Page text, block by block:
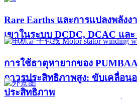
Rare Earths และการแปลงพลัง
เขาในระบบ DCDC, DCAC และ
การใช้ธาตุหายากของ
ถาวรประสิทธิภาพสูง: ขับเคลื่อน
ประสิทธิภาพ